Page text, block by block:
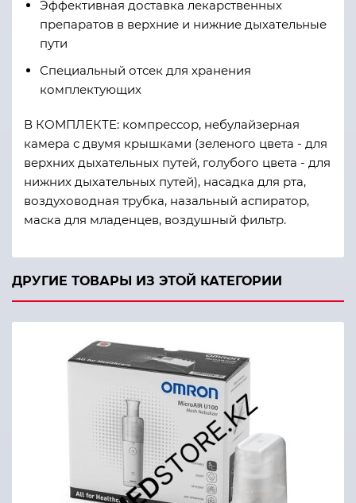
Эффективная доставка лекарственных
препаратов в верхние и нижние дыхательные
пути
Специальный отсек для хранения
комплектующих
В КОМПЛЕКТЕ: компрессор, небулайзерная
камера с двумя крышками (зеленого цвета - для
верхних дыхательных путей, голубого цвета - для
нижних дыхательных путей), насадка для рта,
воздуховодная трубка, назальный аспиратор,
маска для младенцев, воздушный фильтр.
ДРУГИЕ ТОВАРЫ ИЗ ЭТОЙ КАТЕГОРИИ